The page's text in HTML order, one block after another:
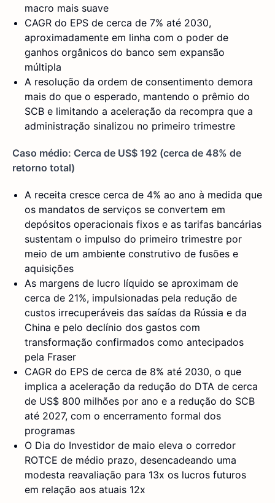
macro mais suave
CAGR do EPS de cerca de 7% até 2030,
aproximadamente em linha com o poder de
ganhos orgânicos do banco sem expansão
múltipla
A resolução da ordem de consentimento demora
mais do que o esperado, mantendo o prêmio do
SCB e limitando a aceleração da recompra que a
administração sinalizou no primeiro trimestre
Caso médio: Cerca de US$ 192 (cerca de 48% de
retorno total)
A receita cresce cerca de 4% ao ano à medida que
os mandatos de serviços se convertem em
depósitos operacionais fixos e as tarifas bancárias
sustentam o impulso do primeiro trimestre por
meio de um ambiente construtivo de fusões e
aquisições
As margens de lucro líquido se aproximam de
cerca de 21%, impulsionadas pela redução de
custos irrecuperáveis das saídas da Rússia e da
China e pelo declínio dos gastos com
transformação confirmados como antecipados
pela Fraser
CAGR do EPS de cerca de 8% até 2030, o que
implica a aceleração da redução do DTA de cerca
de US$ 800 milhões por ano e a redução do SCB
até 2027, com o encerramento formal dos
programas
O Dia do Investidor de maio eleva o corredor
ROTCE de médio prazo, desencadeando uma
modesta reavaliação para 13x os lucros futuros
em relação aos atuais 12x